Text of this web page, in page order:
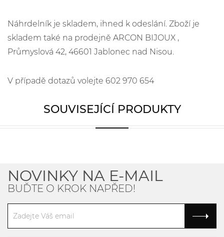
Náhrdelník je skladem, ihned k odeslání. Zboží je
skladem také na prodejně ARCON BIJOUX ,
Průmyslová 42, 46601 Jablonec nad Nisou.
V případě dotazů volejte 602 970 654
SOUVISEJÍCÍ PRODUKTY
NOVINKY NA E-MAIL
BUĎTE O KROK NAPŘED!